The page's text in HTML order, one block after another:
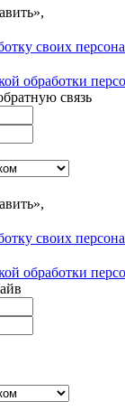
своих
обработки
связь
своих
обработки